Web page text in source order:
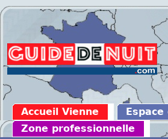
Accueil Vienne
Zone professionnelle